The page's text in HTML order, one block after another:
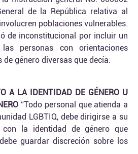
de la República relativa al
poblaciones vulnerables.
de inconstitucional por incluir un
personas con orientaciones
de género diversas que decía:
A LA IDENTIDAD DE GÉNERO U
“Todo personal que atienda a
LGBTIQ, debe dirigirse a su
con la identidad de género que
guardar discreción sobre los